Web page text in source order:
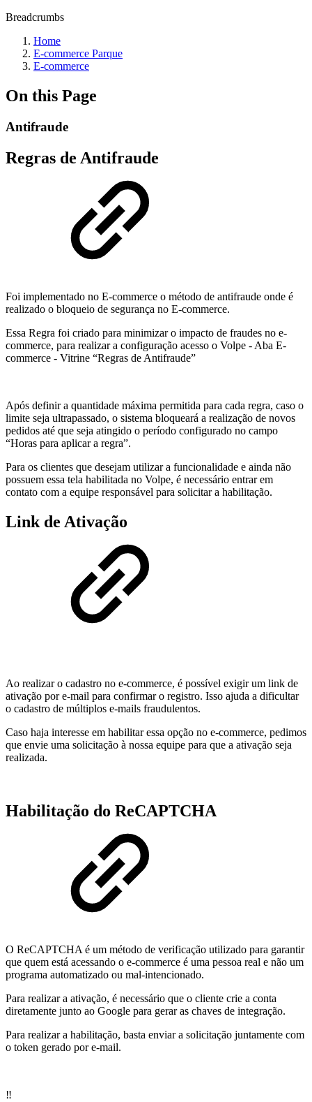
Breadcrumbs
Home
E-commerce Parque
E-commerce
On this Page
Antifraude
Regras de Antifraude
Foi implementado no E-commerce o método de antifraude onde é
realizado o bloqueio de segurança no E-commerce.
Essa Regra foi criado para minimizar o impacto de fraudes no e-
commerce, para realizar a configuração acesso o Volpe - Aba E-
commerce - Vitrine “Regras de Antifraude”
Após definir a quantidade máxima permitida para cada regra, caso o
limite seja ultrapassado, o sistema bloqueará a realização de novos
pedidos até que seja atingido o período configurado no campo
“Horas para aplicar a regra”.
Para os clientes que desejam utilizar a funcionalidade e ainda não
possuem essa tela habilitada no Volpe, é necessário entrar em
contato com a equipe responsável para solicitar a habilitação.
Link de Ativação
Ao realizar o cadastro no e-commerce, é possível exigir um link de
ativação por e-mail para confirmar o registro. Isso ajuda a dificultar
o cadastro de múltiplos e-mails fraudulentos.
Caso haja interesse em habilitar essa opção no e-commerce, pedimos
que envie uma solicitação à nossa equipe para que a ativação seja
realizada.
Habilitação do ReCAPTCHA
O ReCAPTCHA é um método de verificação utilizado para garantir
que quem está acessando o e-commerce é uma pessoa real e não um
programa automatizado ou mal-intencionado.
Para realizar a ativação, é necessário que o cliente crie a conta
diretamente junto ao Google para gerar as chaves de integração.
Para realizar a habilitação, basta enviar a solicitação juntamente com
o token gerado por e-mail.
‼️